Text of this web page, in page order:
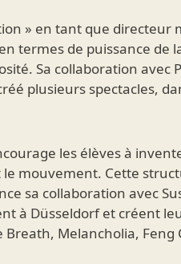
» en tant que directeur
termes de puissance de
Sa collaboration avec
plusieurs spectacles,
les élèves à
mouvement. Cette
sa collaboration avec
à Düsseldorf et créent
Melancholia, Feng